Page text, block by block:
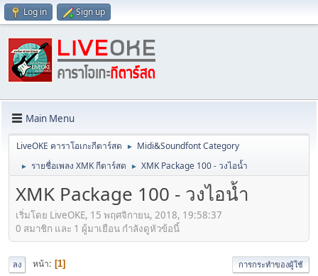
Log in Sign up
Main Menu
LiveOKE คาราโอเกะกีตาร์สด ► Midi&Soundfont Category
► รายชื่อเพลง XMK กีตาร์สด ► XMK Package 100 - วงไอน้ำ
XMK Package 100 - วงไอน้ำ
เริ่มโดย LiveOKE, 15 พฤศจิกายน, 2018, 19:58:37
0 สมาชิก และ 1 ผู้มาเยือน กำลังดูหัวข้อนี้
ลง หน้า 1 การกระทำของผู้ใช้